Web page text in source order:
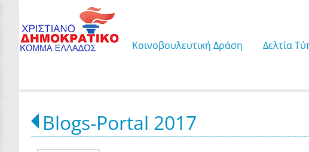
Κοινοβουλευτική Δράση Δελτία
Blogs-Portal 2017